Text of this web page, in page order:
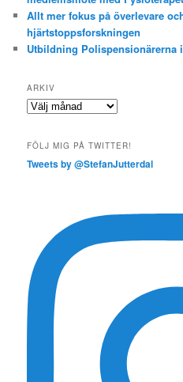
Allt mer fokus på överlevare
hjärtstoppsforskningen
Utbildning Polispensionärerna
ARKIV
Arkiv
FÖLJ MIG PÅ TWITTER!
Tweets by @StefanJutterdal